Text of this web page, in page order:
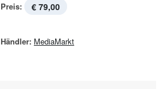
Preis: € 79,00
Händler: MediaMarkt